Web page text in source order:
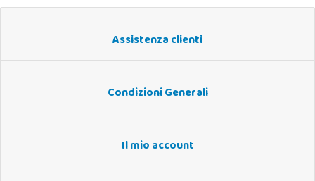
Assistenza clienti
Condizioni Generali
Il mio account